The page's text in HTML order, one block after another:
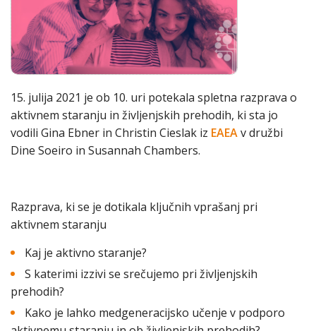
15. julija 2021 je ob 10. uri potekala spletna razprava o
aktivnem staranju in življenjskih prehodih, ki sta jo
vodili Gina Ebner in Christin Cieslak iz EAEAv družbi
Dine Soeiro in Susannah Chambers.
Razprava, ki se je dotikala ključnih vprašanj pri
aktivnem staranju
Kaj je aktivno staranje?
S katerimi izzivi se srečujemo pri življenjskih
prehodih?
Kako je lahko medgeneracijsko učenje v podporo